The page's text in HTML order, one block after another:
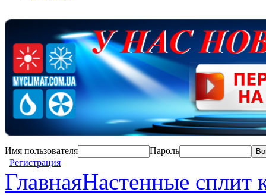
Имя пользователя
Пароль
Регистрация
ГлавнаяНастенные сплит